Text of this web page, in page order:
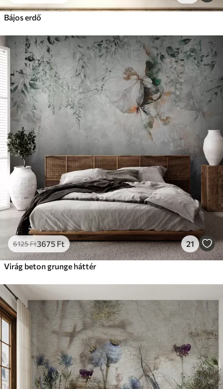
Bájos erdő
6125Ft3675 Ft 21
Virág beton grunge háttér